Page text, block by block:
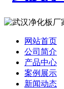
网站首页
公司简介
产品中心
案例展示
新闻动态